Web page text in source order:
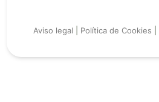
Aviso legal Política de Cookies